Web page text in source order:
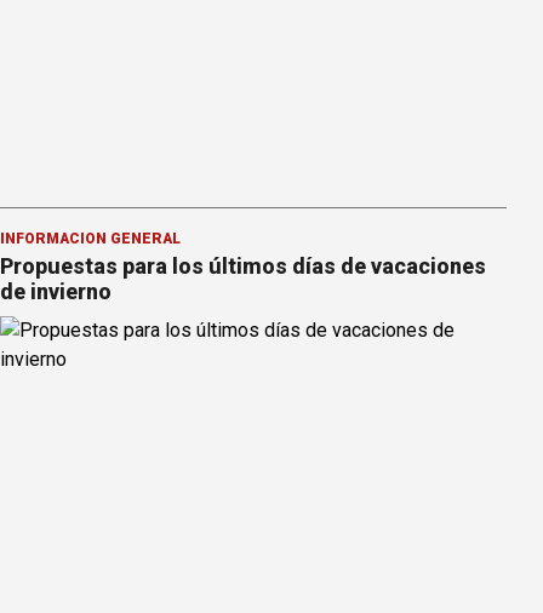
INFORMACION GENERAL
Propuestas para los últimos días de vacaciones
de invierno